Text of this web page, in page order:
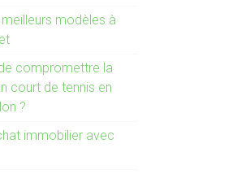
modèles à
compromettre la
court de tennis en
?
immobilier avec